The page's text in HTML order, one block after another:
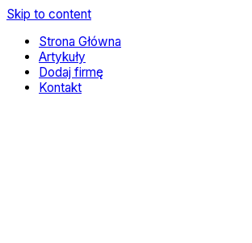
Skip to content
Strona Główna
Artykuły
Dodaj firmę
Kontakt